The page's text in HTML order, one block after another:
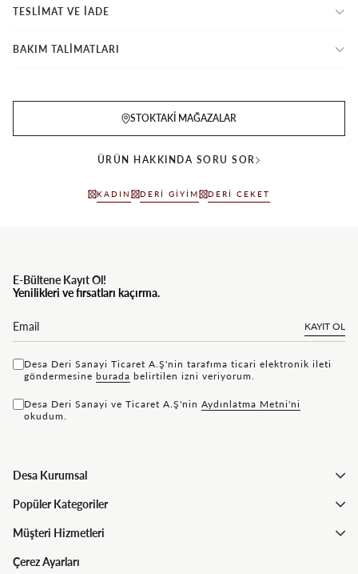
TESLİMAT VE İADE
BAKIM TALİMATLARI
STOKTAKI MAĞAZALAR
ÜRÜN HAKKINDA SORU SOR
KADIN DERI GIYIM DERI CEKET
E-Bültene Kayıt Ol!
Yenilikleri ve fırsatları kaçırma.
KAYIT OL
Desa Deri Sanayi Ticaret A.Ş'nin tarafıma ticari elektronik ileti
göndermesine bu rada belirtilen izni veriyorum.
Desa Deri Sanayi ve Ticaret A.Ş'nin Aydınlatma Metni'ni
okudum.
Desa Kurumsal
Popüler Kategoriler
Müşteri Hizmetleri
Çerez Ayarları